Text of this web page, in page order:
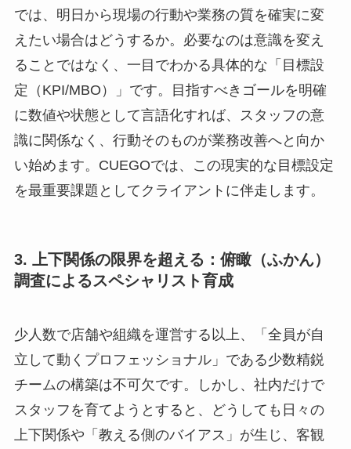
では、明日から現場の行動や業務の質を確実に変
えたい場合はどうするか。必要なのは意識を変え
ることではなく、一目でわかる具体的な「目標設
定（KPI/MBO）」です。目指すべきゴールを明確
に数値や状態として言語化すれば、スタッフの意
識に関係なく、行動そのものが業務改善へと向か
い始めます。CUEGOでは、この現実的な目標設定
を最重要課題としてクライアントに伴走します。
3. 上下関係の限界を超える：俯瞰（ふかん）
調査によるスペシャリスト育成
少人数で店舗や組織を運営する以上、「全員が自
立して動くプロフェッショナル」である少数精鋭
チームの構築は不可欠です。しかし、社内だけで
スタッフを育てようとすると、どうしても日々の
上下関係や「教える側のバイアス」が生じ、客観